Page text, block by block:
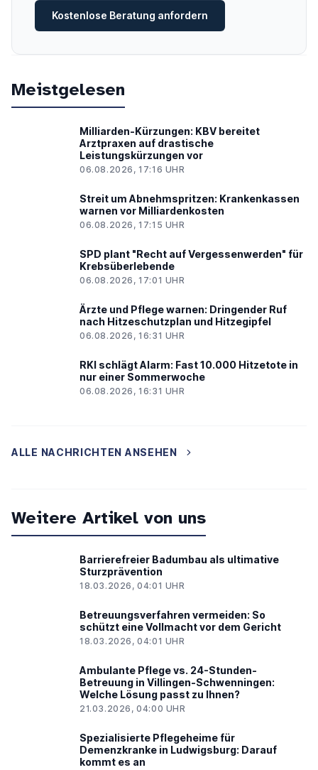
Kostenlose Beratung anfordern
Meistgelesen
Milliarden-Kürzungen: KBV bereitet
Arztpraxen auf drastische
Leistungskürzungen vor
06.08.2026, 17:16 UHR
Streit um Abnehmspritzen: Krankenkassen
warnen vor Milliardenkosten
06.08.2026, 17:15 UHR
SPD plant "Recht auf Vergessenwerden" für
Krebsüberlebende
06.08.2026, 17:01 UHR
Ärzte und Pflege warnen: Dringender Ruf
nach Hitzeschutzplan und Hitzegipfel
06.08.2026, 16:31 UHR
RKI schlägt Alarm: Fast 10.000 Hitzetote in
nur einer Sommerwoche
06.08.2026, 16:31 UHR
ALLE NACHRICHTEN ANSEHEN
Weitere Artikel von uns
Barrierefreier Badumbau als ultimative
Sturzprävention
18.03.2026, 04:01 UHR
Betreuungsverfahren vermeiden: So
schützt eine Vollmacht vor dem Gericht
18.03.2026, 04:01 UHR
Ambulante Pflege vs. 24-Stunden-
Betreuung in Villingen-Schwenningen:
Welche Lösung passt zu Ihnen?
21.03.2026, 04:00 UHR
Spezialisierte Pflegeheime für
Demenzkranke in Ludwigsburg: Darauf
kommt es an